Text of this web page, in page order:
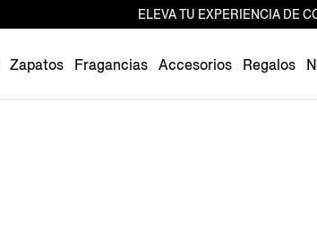
ELEVA TU EXPERIENCIA DE
Zapatos Fragancias Accesorios Regalos